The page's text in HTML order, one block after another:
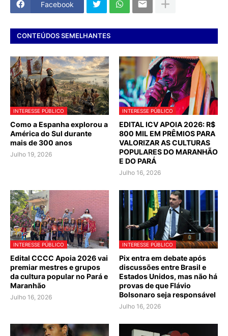
Facebook
CONTEÚDOS SEMELHANTES
INTERESSE PÚBLICO
Como a Espanha explorou a
América do Sul durante
mais de 300 anos
Julho 19, 2026
INTERESSE PÚBLICO
EDITAL ICV APOIA 2026: R$
800 MIL EM PRÊMIOS PARA
VALORIZAR AS CULTURAS
POPULARES DO MARANHÃO
E DO PARÁ
Julho 16, 2026
INTERESSE PÚBLICO
Edital CCCC Apoia 2026 vai
premiar mestres e grupos
da cultura popular no Pará e
Maranhão
Julho 16, 2026
INTERESSE PÚBLICO
Pix entra em debate após
discussões entre Brasil e
Estados Unidos, mas não há
provas de que Flávio
Bolsonaro seja responsável
Julho 16, 2026